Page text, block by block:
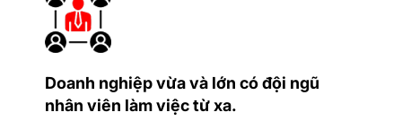
Doanh nghiệp vừa và lớn có đội ngũ
nhân viên làm việc từ xa.